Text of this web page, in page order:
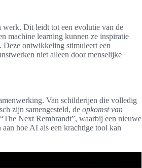
werk. Dit leidt tot een evolutie van de
machine learning kunnen ze inspiratie
Deze ontwikkeling stimuleert een
niet alleen door menselijke
Van schilderijen die volledig
zijn samengesteld, de opkomst van
Next Rembrandt”, waarbij een nieuwe
hoe AI als een krachtige tool kan